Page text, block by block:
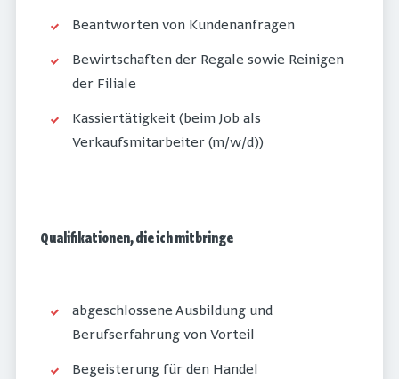
Beantworten von Kundenanfragen
Bewirtschaften der Regale sowie Reinigen
der Filiale
Kassiertätigkeit (beim Job als
Verkaufsmitarbeiter (m/w/d))
Qualifikationen, die ich mitbringe
abgeschlossene Ausbildung und
Berufserfahrung von Vorteil
Begeisterung für den Handel